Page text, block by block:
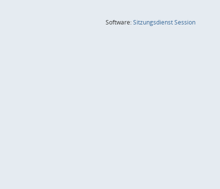
Software:SitzungsdienstSession(Wird in